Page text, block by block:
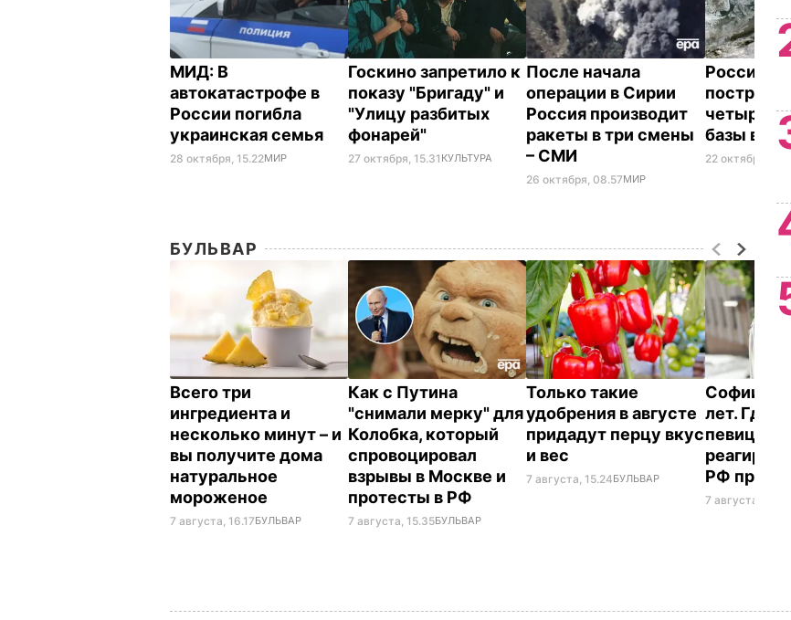
МИД: В
автокатастрофе в
России погибла
украинская семья
28 октября, 15.22МИР
Госкино запретило к
показу "Бригаду" и
"Улицу разбитых
фонарей"
27 октября, 15.31 КУЛЬТУРА
После начала
операции в Сирии
Россия производит
ракеты в три смены
– СМИ
26 октября, 08.57МИР
Россия
четыре
базы в
22 октября, 14.10
БУЛЬВАР
Всего три
ингредиента и
несколько минут – и
вы получите дома
натуральное
мороженое
7 августа, 16.17БУЛЬВАР
Как с Путина
"снимали мерку" для
Колобка, который
спровоцировал
взрывы в Москве и
протесты в РФ
7 августа, 15.35БУЛЬВАР
Только такие
удобрения в августе
придадут перцу вкус
и вес
7 августа, 15.24БУЛЬВАР
Софии
лет. Где
певица и
реагирует
РФ
7 августа, 14.33